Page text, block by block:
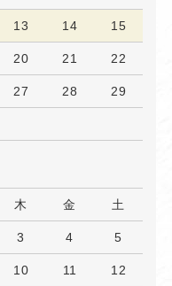
13 14 15
20 21 22
27 28 29
木 金 土
3 4 5
10 11 12